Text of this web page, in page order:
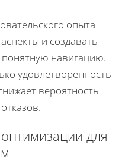
опыта
и создавать
навигацию.
удовлетворенность
вероятность
для